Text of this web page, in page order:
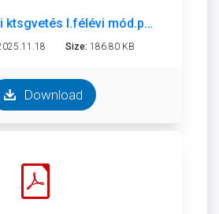
görög 2025 évi ktsgvetés I.félévi mód.pdf
Size: 186.80 KB
Download